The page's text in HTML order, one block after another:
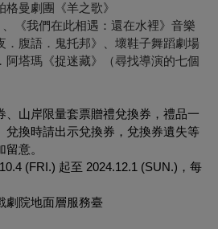
曼劇團《羊之歌》
《我們在此相遇：還在水裡》音樂
．腹語．鬼托邦》、壞鞋子舞蹈劇場
阿塔瑪《捉迷藏》（尋找導演的七個
、山岸限量套票贈禮兌換券，禮品一
兌換時請出示兌換券，兌換券遺失等
意。
(FRI.) 起至 2024.12.1 (SUN.)，每
劇院地面層服務臺